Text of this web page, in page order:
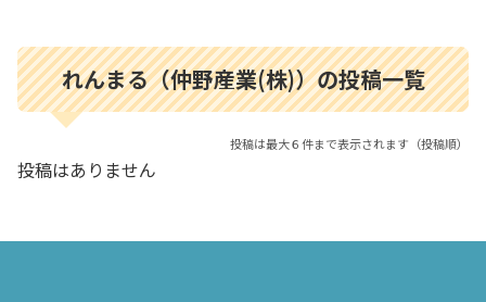
れんまる（仲野産業(株)）の投稿一覧
投稿は最大６件まで表示されます（投稿順）
投稿はありません